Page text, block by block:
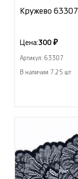
Кружево 63307
Цена:300 ₽
Артикул: 63307
В наличии 7.25 шт